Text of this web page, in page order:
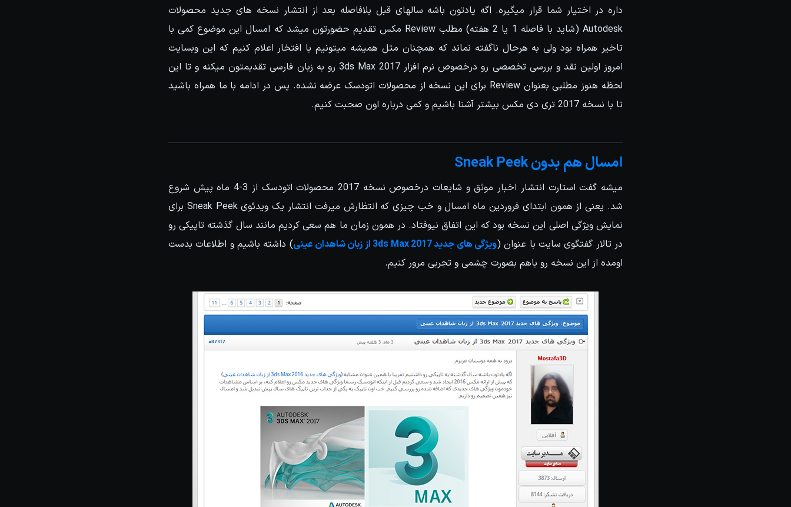
داره در اختیار شما قرار میگیره. اگه یادتون باشه سالهای قبل بلافاصله بعد از انتشار نسخه های جدید محصولات
Autodesk (شاید با فاصله 1 یا 2 هفته) مطلب Review مکس تقدیم حضورتون میشد که امسال این موضوع کمی با
تاخیر همراه بود ولی به هرحال ناگفته نماند که همچنان مثل همیشه میتونیم با افتخار اعلام کنیم که این وبسایت
امروز اولین نقد و بررسی تخصصی رو درخصوص نرم افزار 3ds Max 2017 رو به زبان فارسی تقدیمتون میکنه و تا این
لحظه هنوز مطلبی بعنوان Review برای این نسخه از محصولات اتودسک عرضه نشده. پس در ادامه با ما همراه باشید
تا با نسخه 2017 تری دی مکس بیشتر آشنا باشیم و کمی درباره اون صحبت کنیم.
امسال هم بدون Sneak Peek
میشه گفت استارت انتشار اخبار موثق و شایعات درخصوص نسخه 2017 محصولات اتودسک از 3-4 ماه پیش شروع
شد. یعنی از همون ابتدای فروردین ماه امسال و خب چیزی که انتظارش میرفت انتشار یک ویدئوی Sneak Peek برای
نمایش ویژگی اصلی این نسخه بود که این اتفاق نیوفتاد. در همون زمان ما هم سعی کردیم مانند سال گذشته تاپیکی رو
در تالار گفتگوی سایت با عنوان (ویژگی های جدید 3ds Max 2017 از زبان شاهدان عینی
) داشته باشیم و اطلاعات بدست
اومده از این نسخه رو باهم بصورت چشمی و تجربی مرور کنیم.